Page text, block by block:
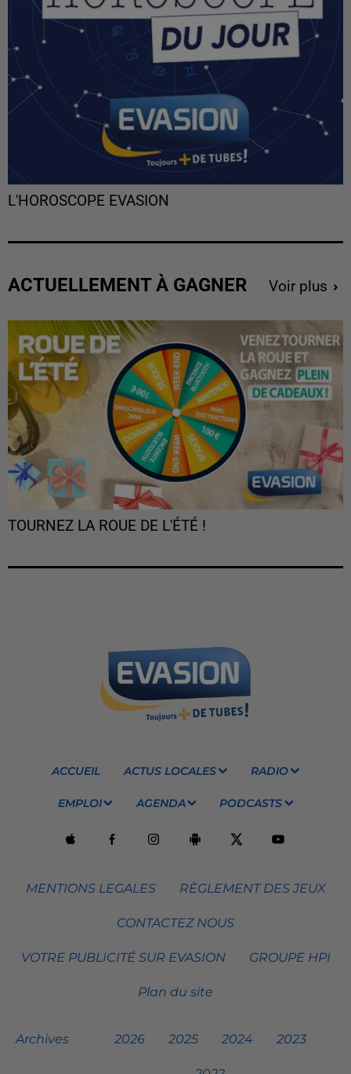
L'HOROSCOPE EVASION
ACTUELLEMENT À GAGNER Voir plus
TOURNEZ LA ROUE DE L'ÉTÉ !
ACCUEIL ACTUS LOCALES RADIO
EMPLOI AGENDA PODCASTS
MENTIONS LEGALES RÈGLEMENT DES JEUX
CONTACTEZ NOUS
VOTRE PUBLICITÉ SUR EVASION GROUPE HPI
Plan du site
Archives 2026 2025 2024 2023